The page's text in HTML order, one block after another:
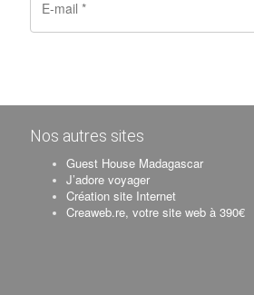
Nos autres sites
Guest House Madagascar
J’adore voyager
Création site Internet
Creaweb.re, votre site web à 390€